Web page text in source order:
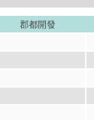
郡都開發